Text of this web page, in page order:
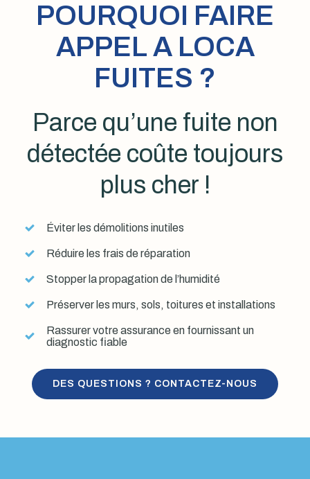
POURQUOI FAIRE
APPEL A LOCA
FUITES ?
Parce qu’une fuite non
détectée coûte toujours
plus cher !
Éviter les démolitions inutiles
Réduire les frais de réparation
Stopper la propagation de l’humidité
Préserver les murs, sols, toitures et installations
Rassurer votre assurance en fournissant un
diagnostic fiable
DES QUESTIONS ? CONTACTEZ-NOUS